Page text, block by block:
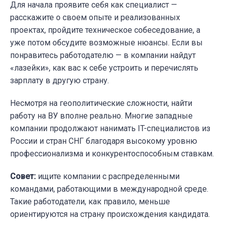
Для начала проявите себя как специалист —
расскажите о своем опыте и реализованных
проектах, пройдите техническое собеседование, а
уже потом обсудите возможные нюансы. Если вы
понравитесь работодателю — в компании найдут
«лазейки», как вас к себе устроить и перечислять
зарплату в другую страну.
Несмотря на геополитические сложности, найти
работу на ВУ вполне реально. Многие западные
компании продолжают нанимать IT-специалистов из
России и стран СНГ благодаря высокому уровню
профессионализма и конкурентоспособным ставкам.
Совет: ищите компании с распределенными
командами, работающими в международной среде.
Такие работодатели, как правило, меньше
ориентируются на страну происхождения кандидата.